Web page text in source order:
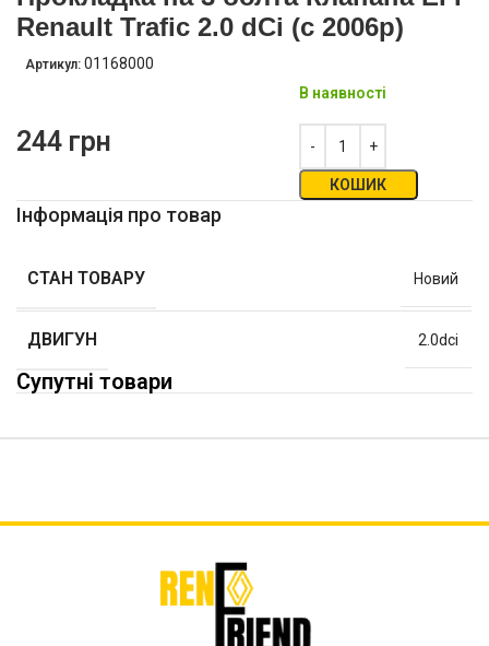
Renault Trafic 2.0 dCi (с 2006р)
Артикул: 01168000
244 грн
В наявності
КОШИК
Інформація про товар
СТАН ТОВАРУ Новий
ДВИГУН 2.0dci
Супутні товари